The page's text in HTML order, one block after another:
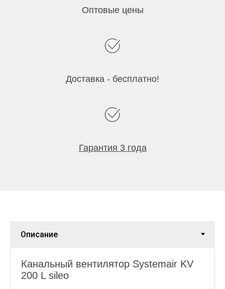
Оптовые цены
Доставка - бесплатно!
Гарантия 3 года
Канальный вентилятор Systemair KV
200 L sileo